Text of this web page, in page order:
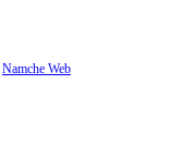
Namche Web